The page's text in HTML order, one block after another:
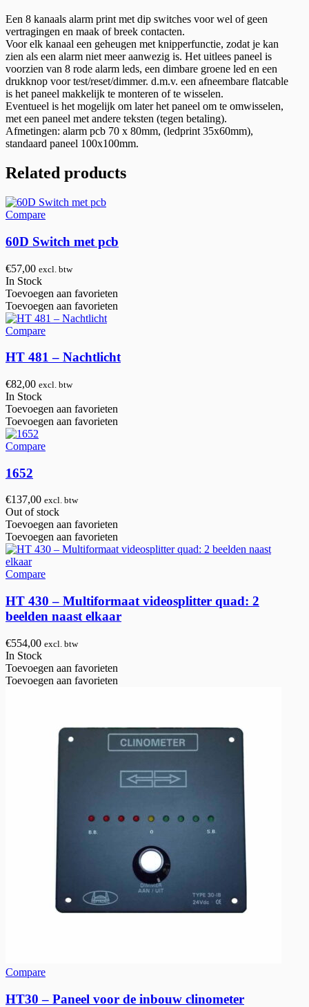
Een 8 kanaals alarm print met dip switches voor wel of geen
vertragingen en maak of breek contacten.
Voor elk kanaal een geheugen met knipperfunctie, zodat je kan
zien als een alarm niet meer aanwezig is. Het uitlees paneel is
voorzien van 8 rode alarm leds, een dimbare groene led en een
drukknop voor test/reset/dimmer. d.m.v. een afneembare flatcable
is het paneel makkelijk te monteren of te wisselen.
Eventueel is het mogelijk om later het paneel om te omwisselen,
met een paneel met andere teksten (tegen betaling).
Afmetingen: alarm pcb 70 x 80mm, (ledprint 35x60mm),
standaard paneel 100x100mm.
Related products
Compare
60D Switch met pcb
€57,00 excl. btw
In Stock
Toevoegen aan favorieten
Toevoegen aan favorieten
Compare
HT 481 – Nachtlicht
€82,00 excl. btw
In Stock
Toevoegen aan favorieten
Toevoegen aan favorieten
Compare
1652
€137,00 excl. btw
Out of stock
Toevoegen aan favorieten
Toevoegen aan favorieten
Compare
HT 430 – Multiformaat videosplitter quad: 2
beelden naast elkaar
€554,00 excl. btw
In Stock
Toevoegen aan favorieten
Toevoegen aan favorieten
Compare
HT30 – Paneel voor de inbouw clinometer